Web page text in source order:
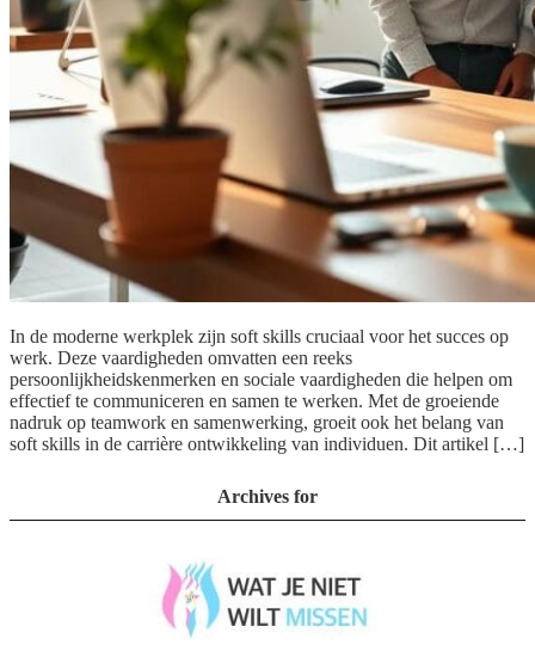
In de moderne werkplek zijn soft skills cruciaal voor het succes op
werk. Deze vaardigheden omvatten een reeks
persoonlijkheidskenmerken en sociale vaardigheden die helpen om
effectief te communiceren en samen te werken. Met de groeiende
nadruk op teamwork en samenwerking, groeit ook het belang van
soft skills in de carrière ontwikkeling van individuen. Dit artikel […]
Archives for